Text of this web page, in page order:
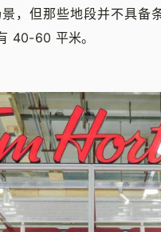
，但那些地段并不具备
40-60 平米。